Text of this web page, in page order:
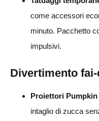
come accessori
minuto. Pacchetto
impulsivi.
Divertimento
Proiettori
intaglio di zucca